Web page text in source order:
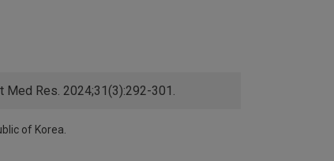
Med Res. 2024;31(3):292-301.
of Korea.